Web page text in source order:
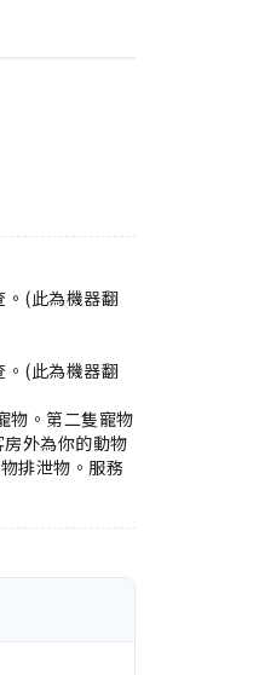
。(此為機器翻
。(此為機器翻
物。第二隻寵物
外為你的動物
排泄物。服務